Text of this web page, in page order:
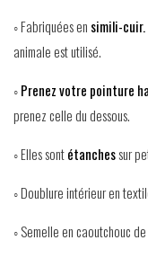
◦ Fabriquées en simili-cuir.
animale est utilisé.
◦Prenez votre pointure
prenez celle du dessous.
◦ Elles sontétanchessur
◦ Doublure intérieur en
◦ Semelle en caoutchouc de